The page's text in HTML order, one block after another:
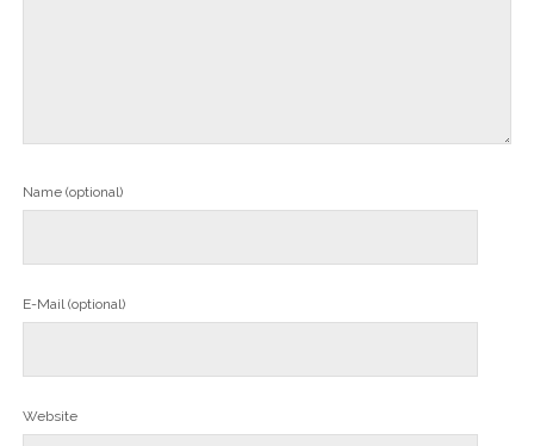
Name (optional)
E-Mail (optional)
Website